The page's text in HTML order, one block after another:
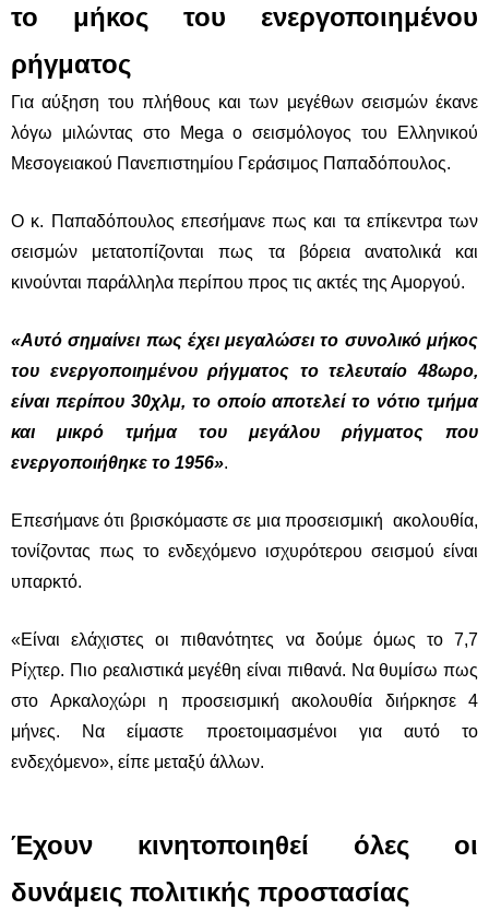
το μήκος του ενεργοποιημένου
ρήγματος
Για αύξηση του πλήθους και των μεγέθων σεισμών έκανε
λόγω μιλώντας στο Mega ο σεισμόλογος του Ελληνικού
Μεσογειακού Πανεπιστημίου Γεράσιμος Παπαδόπουλος.
Ο κ. Παπαδόπουλος επεσήμανε πως και τα επίκεντρα των
σεισμών μετατοπίζονται πως τα βόρεια ανατολικά και
κινούνται παράλληλα περίπου προς τις ακτές της Αμοργού.
«Αυτό σημαίνει πως έχει μεγαλώσει το συνολικό μήκος
του ενεργοποιημένου ρήγματος το τελευταίο 48ωρο,
είναι περίπου 30χλμ, το οποίο αποτελεί το νότιο τμήμα
και μικρό τμήμα του μεγάλου ρήγματος που
ενεργοποιήθηκε το 1956».
Επεσήμανε ότι βρισκόμαστε σε μια προσεισμική ακολουθία,
τονίζοντας πως το ενδεχόμενο ισχυρότερου σεισμού είναι
υπαρκτό.
«Είναι ελάχιστες οι πιθανότητες να δούμε όμως το 7,7
Ρίχτερ. Πιο ρεαλιστικά μεγέθη είναι πιθανά. Να θυμίσω πως
στο Αρκαλοχώρι η προσεισμική ακολουθία διήρκησε 4
μήνες. Να είμαστε προετοιμασμένοι για αυτό το
ενδεχόμενο», είπε μεταξύ άλλων.
Έχουν κινητοποιηθεί όλες οι
δυνάμεις πολιτικής προστασίας